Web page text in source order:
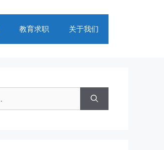
教育求职 关于我们